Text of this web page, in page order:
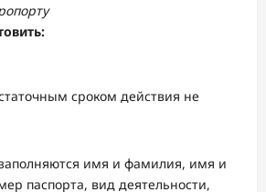
сроком действия не
имя и фамилия, имя и
паспорта, вид деятельности,